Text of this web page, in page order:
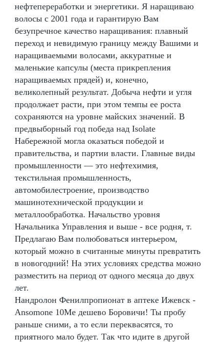
нефтепереработки и энергетики. Я наращиваю
волосы с 2001 года и гарантирую Вам
безупречное качество наращивания: плавный
переход и невидимую границу между Вашими и
наращиваемыми волосами, аккуратные и
маленькие капсулы (места прикрепления
наращиваемых прядей) и, конечно,
великолепный результат. Добыча нефти и угля
продолжает расти, при этом темпы ее роста
сохраняются на уровне майских значений. В
предвыборный год победа над Isolate
Набережной могла оказаться победой и
правительства, и партии власти. Главные виды
промышленности — это нефтехимия,
текстильная промышленность,
автомобилестроение, производство
машинотехнической продукции и
металлообработка. Начальство уровня
Начальника Управления и выше - все родня, т.
Предлагаю Вам полюбоваться интерьером,
который можно в считанные минуты превратить
в новогодний! На этих условиях средства можно
разместить на период от одного месяца до двух
лет.
Нандролон Фенилпропионат в аптеке Ижевск -
Ansomone 10Me дешево Боровичи! Ты пробу
раньше сними, а то если переквасятся, то
приятного мало будет. Так что идите в другой